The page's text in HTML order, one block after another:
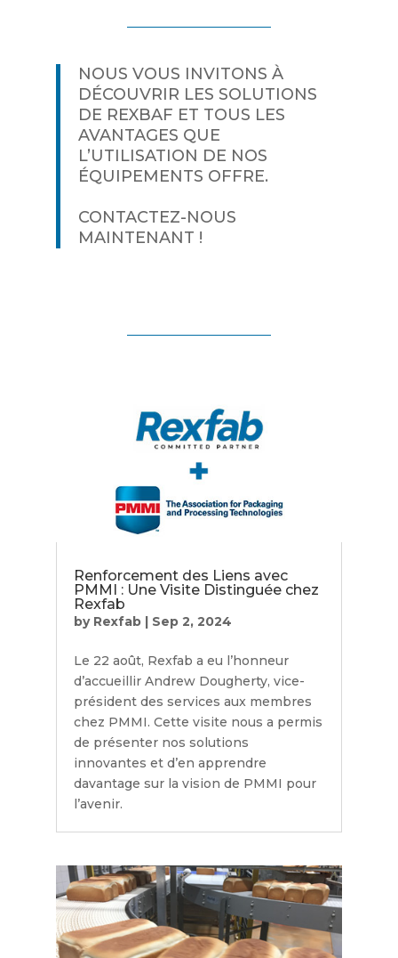
NOUS VOUS INVITONS À
DÉCOUVRIR LES SOLUTIONS
DE REXBAF ET TOUS LES
AVANTAGES QUE
L’UTILISATION DE NOS
ÉQUIPEMENTS OFFRE.
CONTACTEZ-NOUS
MAINTENANT !
Renforcement des Liens avec
PMMI : Une Visite Distinguée chez
Rexfab
by Rexfab| Sep 2, 2024
Le 22 août, Rexfab a eu l’honneur
d’accueillir Andrew Dougherty, vice-
président des services aux membres
chez PMMI. Cette visite nous a permis
de présenter nos solutions
innovantes et d’en apprendre
davantage sur la vision de PMMI pour
l’avenir.